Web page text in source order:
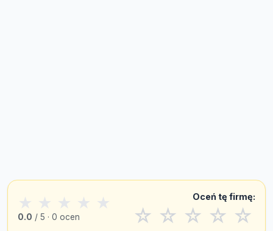
★ ★ ★ ★ ★
0.0 / 5 · 0 ocen
Oceń tę firmę:
☆ ☆ ☆ ☆ ☆